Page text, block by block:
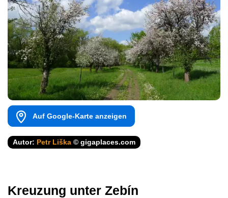
Auf Google-Karte anzeigen
Autor: Petr Liška © gigaplaces.com
Kreuzung unter Zebín